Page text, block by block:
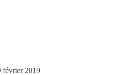
février 2019